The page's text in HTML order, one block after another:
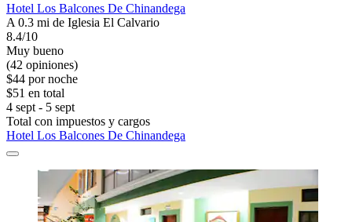
Hotel Los Balcones De Chinandega
A 0.3 mi de Iglesia El Calvario
8.4/10
Muy bueno
(42 opiniones)
$44 por noche
$51 en total
4 sept - 5 sept
Total con impuestos y cargos
Hotel Los Balcones De Chinandega